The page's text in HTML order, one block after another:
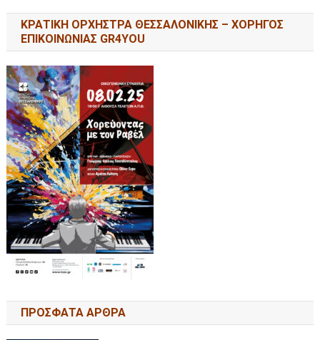
ΚΡΑΤΙΚΗ ΟΡΧΗΣΤΡΑ ΘΕΣΣΑΛΟΝΙΚΗΣ – ΧΟΡΗΓΟΣ
ΕΠΙΚΟΙΝΩΝΙΑΣ GR4YOU
ΠΡΟΣΦΑΤΑ ΑΡΘΡΑ